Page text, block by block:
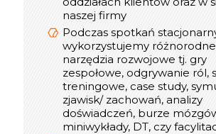
naszej firmy
Podczas spotkań
wykorzystujemy
narzędzia rozwojowe tj. gry
zespołowe, odgrywanie ról,
treningowe, case study,
zjawisk/ zachowań, analizy
doświadczeń, burze
miniwykłady, DT, czy
W trakcie realizacji
do dyspozycji
konsultant, który dba
Optymalna liczba
interaktywnym szkoleniu
osób, w webinarze